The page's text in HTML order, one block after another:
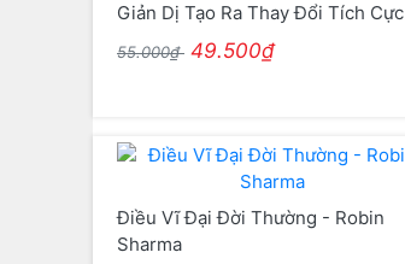
Giản Dị Tạo Ra Thay Đổi Tích Cực
55.000₫ 49.500₫
Điều Vĩ Đại Đời Thường - Robin
Sharma